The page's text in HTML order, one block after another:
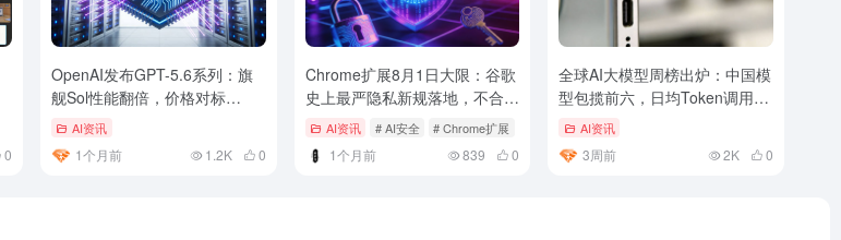
0
OpenAI发布GPT-5.6系列：旗
舰Sol性能翻倍，价格对标
Claude一半
AI资讯
1个月前 1.2K 0
Chrome扩展8月1日大限：谷歌
史上最严隐私新规落地，不合规
者一律下架
AI资讯 # AI安全 # Chrome扩展
1个月前 839 0
全球AI大模型周榜出炉：中国模
型包揽前六，日均Token调用量
暴增9倍
AI资讯
3周前 2K 0